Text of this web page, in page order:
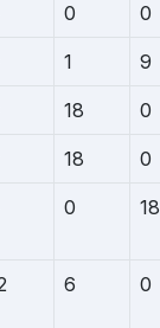
0 0
1 9
18 0
18 0
0 18
6 0